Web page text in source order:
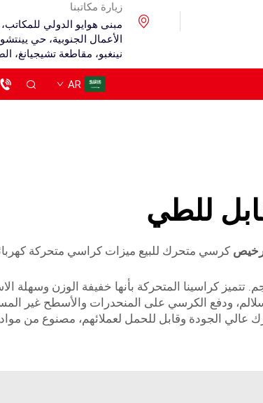
زيارة مكاتبنا
مبنى هوايو الدولي
الأعمال الجنوبية، حي
نينغبو، مقاطعة تشيجيانغ،
AR
للطي
كرسي متحرك للبيع ميزات كراسي متحركة
كراسينا المتحركة بأنها خفيفة الوزن وسهلة
ودفع الكرسي على المنحدرات والأسطح غير
عالي الجودة وقابل للحمل لعملائهم، مصنوع من مواد